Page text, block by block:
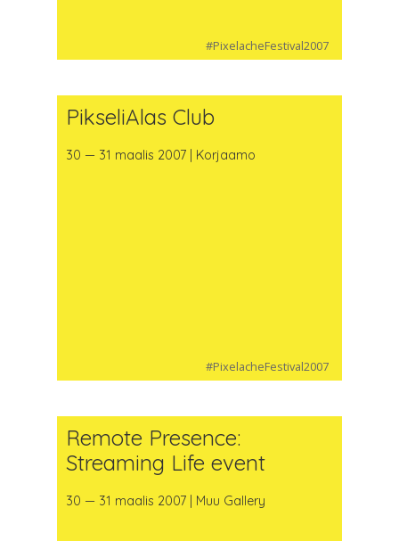
#PixelacheFestival2007
PikseliAlas Club
30 — 31 maalis 2007 | Korjaamo
#PixelacheFestival2007
Remote Presence:
Streaming Life event
30 — 31 maalis 2007 | Muu Gallery